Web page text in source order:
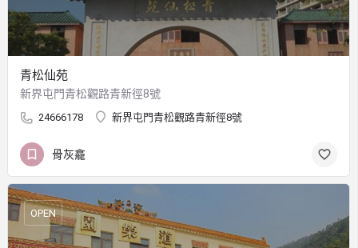
青松仙苑
新界屯門青松觀路青新徑8號
24666178 新界屯門青松觀路青新徑8號
骨灰龕
OPEN